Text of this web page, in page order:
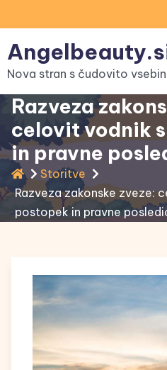
to
content
Nova stran s čudovito
Razveza
celovit vodnik
in pravne
Storitve
Razveza zakonske zveze:
postopek in pravne